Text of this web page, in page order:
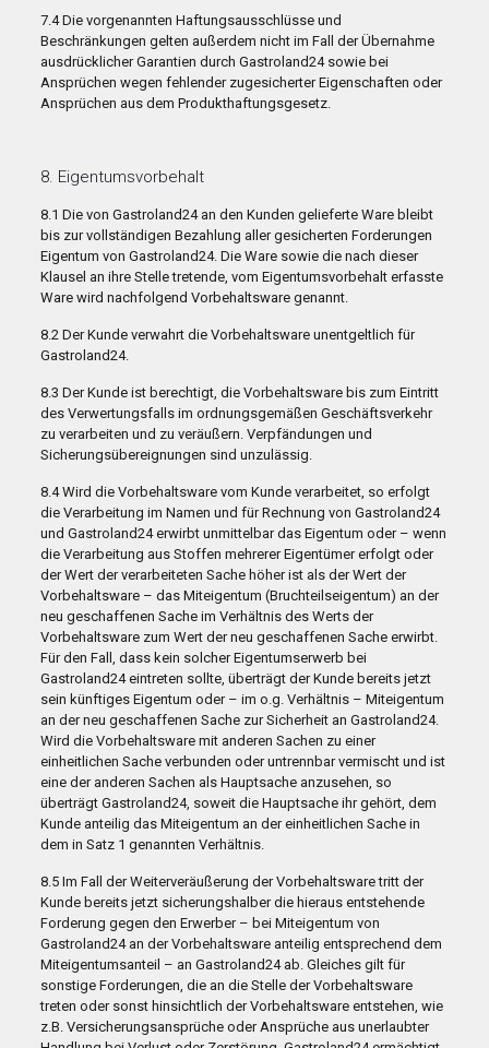
7.4 Die vorgenannten Haftungsausschlüsse und
Beschränkungen gelten außerdem nicht im Fall der Übernahme
ausdrücklicher Garantien durch Gastroland24 sowie bei
Ansprüchen wegen fehlender zugesicherter Eigenschaften oder
Ansprüchen aus dem Produkthaftungsgesetz.
8. Eigentumsvorbehalt
8.1 Die von Gastroland24 an den Kunden gelieferte Ware bleibt
bis zur vollständigen Bezahlung aller gesicherten Forderungen
Eigentum von Gastroland24. Die Ware sowie die nach dieser
Klausel an ihre Stelle tretende, vom Eigentumsvorbehalt erfasste
Ware wird nachfolgend Vorbehaltsware genannt.
8.2 Der Kunde verwahrt die Vorbehaltsware unentgeltlich für
Gastroland24.
8.3 Der Kunde ist berechtigt, die Vorbehaltsware bis zum Eintritt
des Verwertungsfalls im ordnungsgemäßen Geschäftsverkehr
zu verarbeiten und zu veräußern. Verpfändungen und
Sicherungsübereignungen sind unzulässig.
8.4 Wird die Vorbehaltsware vom Kunde verarbeitet, so erfolgt
die Verarbeitung im Namen und für Rechnung von Gastroland24
und Gastroland24 erwirbt unmittelbar das Eigentum oder – wenn
die Verarbeitung aus Stoffen mehrerer Eigentümer erfolgt oder
der Wert der verarbeiteten Sache höher ist als der Wert der
Vorbehaltsware – das Miteigentum (Bruchteilseigentum) an der
neu geschaffenen Sache im Verhältnis des Werts der
Vorbehaltsware zum Wert der neu geschaffenen Sache erwirbt.
Für den Fall, dass kein solcher Eigentumserwerb bei
Gastroland24 eintreten sollte, überträgt der Kunde bereits jetzt
sein künftiges Eigentum oder – im o.g. Verhältnis – Miteigentum
an der neu geschaffenen Sache zur Sicherheit an Gastroland24.
Wird die Vorbehaltsware mit anderen Sachen zu einer
einheitlichen Sache verbunden oder untrennbar vermischt und ist
eine der anderen Sachen als Hauptsache anzusehen, so
überträgt Gastroland24, soweit die Hauptsache ihr gehört, dem
Kunde anteilig das Miteigentum an der einheitlichen Sache in
dem in Satz 1 genannten Verhältnis.
8.5 Im Fall der Weiterveräußerung der Vorbehaltsware tritt der
Kunde bereits jetzt sicherungshalber die hieraus entstehende
Forderung gegen den Erwerber – bei Miteigentum von
Gastroland24 an der Vorbehaltsware anteilig entsprechend dem
Miteigentumsanteil – an Gastroland24 ab. Gleiches gilt für
sonstige Forderungen, die an die Stelle der Vorbehaltsware
treten oder sonst hinsichtlich der Vorbehaltsware entstehen, wie
z.B. Versicherungsansprüche oder Ansprüche aus unerlaubter